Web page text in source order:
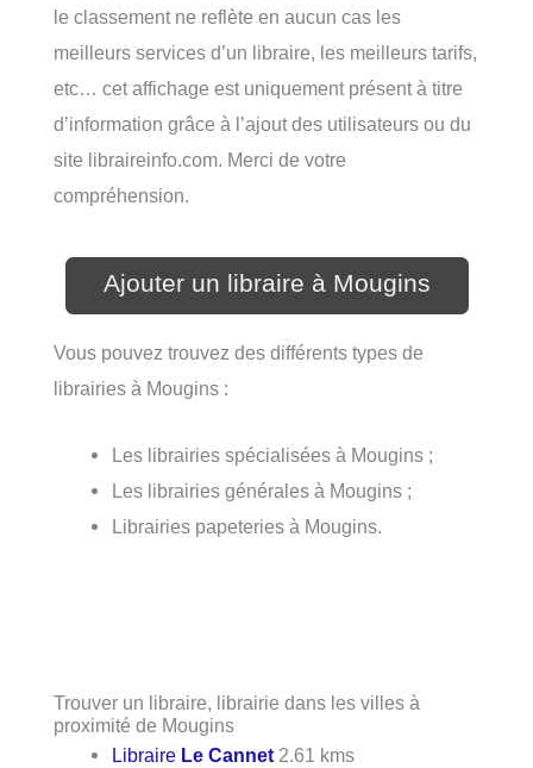
le classement ne reflète en aucun cas les
meilleurs services d’un libraire, les meilleurs tarifs,
etc… cet affichage est uniquement présent à titre
d’information grâce à l’ajout des utilisateurs ou du
site libraireinfo.com. Merci de votre
compréhension.
Ajouter un libraire à Mougins
Vous pouvez trouvez des différents types de
librairies à Mougins :
Les librairies spécialisées à Mougins ;
Les librairies générales à Mougins ;
Librairies papeteries à Mougins.
Trouver un libraire, librairie dans les villes à
proximité de Mougins
Libraire Le Cannet 2.61 kms